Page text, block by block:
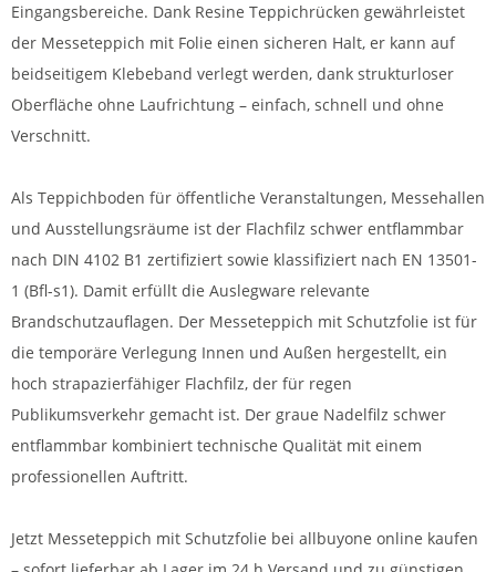
Eingangsbereiche. Dank Resine Teppichrücken gewährleistet
der Messeteppich mit Folie einen sicheren Halt, er kann auf
beidseitigem Klebeband verlegt werden, dank strukturloser
Oberfläche ohne Laufrichtung – einfach, schnell und ohne
Verschnitt.
Als Teppichboden für öffentliche Veranstaltungen, Messehallen
und Ausstellungsräume ist der Flachfilz schwer entflammbar
nach DIN 4102 B1 zertifiziert sowie klassifiziert nach EN 13501-
1 (Bfl-s1). Damit erfüllt die Auslegware relevante
Brandschutzauflagen. Der Messeteppich mit Schutzfolie ist für
die temporäre Verlegung Innen und Außen hergestellt, ein
hoch strapazierfähiger Flachfilz, der für regen
Publikumsverkehr gemacht ist. Der graue Nadelfilz schwer
entflammbar kombiniert technische Qualität mit einem
professionellen Auftritt.
Jetzt Messeteppich mit Schutzfolie bei allbuyone online kaufen